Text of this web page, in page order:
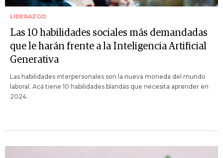
LIDERAZGO
Las 10 habilidades sociales más demandadas
que le harán frente a la Inteligencia Artificial
Generativa
Las habilidades interpersonales son la nueva moneda del mundo
laboral. Acá tiene 10 habilidades blandas que necesita aprender en
2024.